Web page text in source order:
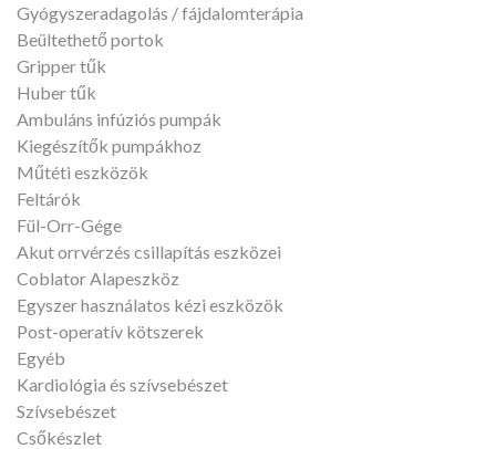
Gyógyszeradagolás / fájdalomterápia
Beültethető portok
Gripper tűk
Huber tűk
Ambuláns infúziós pumpák
Kiegészítők pumpákhoz
Műtéti eszközök
Feltárók
Fül-Orr-Gége
Akut orrvérzés csillapítás eszközei
Coblator Alapeszköz
Egyszer használatos kézi eszközök
Post-operatív kötszerek
Egyéb
Kardiológia és szívsebészet
Szívsebészet
Csőkészlet